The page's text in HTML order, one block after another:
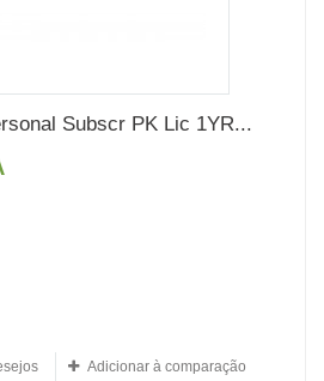
Subscr PK Lic 1YR...
Adicionar à comparação